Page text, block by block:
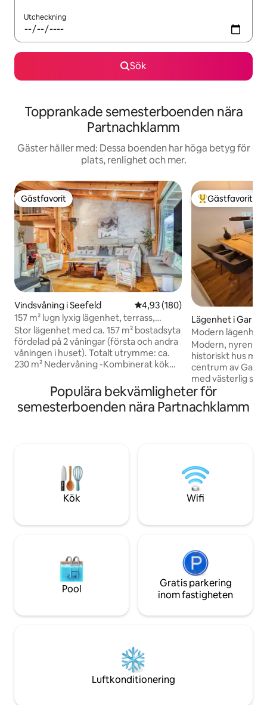
Utcheckning
Sök
Topprankade semesterboenden nära
Partnachklamm
Gäster håller med: Dessa boenden har höga betyg för
plats, renlighet och mer.
Gästfavorit
Gästfavorit
Vindsvåning i Seefeld 4,93 av 5 i genomsnittligt
4,93 (180)
157 m² lugn lyxig lägenhet, terrass,
trädgård
Stor lägenhet med ca. 157 m² bostadsyta
fördelad på 2 våningar (första och andra
våningen i huset). Totalt utrymme: ca.
230 m² Nedervåning -Kombinerat kök
kök, öppen spis, soffa, TV, matbord -
Badrum + toalett - WC + urinoar - 1
sovrum + eget badrum - 1 sovrum med
till järnvägsstation och 5 minuter till
Populär
Gästfavorit
Lägenhet i
kirchen
Modern lägenhet
bergen i Garmisch
Modern,
historiskt hus
centrum av
med västerlig sol
Kramer & Daniel.
+ soffa (i
kök
åtkomst. Barer,
skidbuss,
omedelbar närhet
Populära bekvämligheter för
semesterboenden nära Partnachklamm
Kök Wifi
Pool
Gratis parkering
inom fastigheten
Luftkonditionering